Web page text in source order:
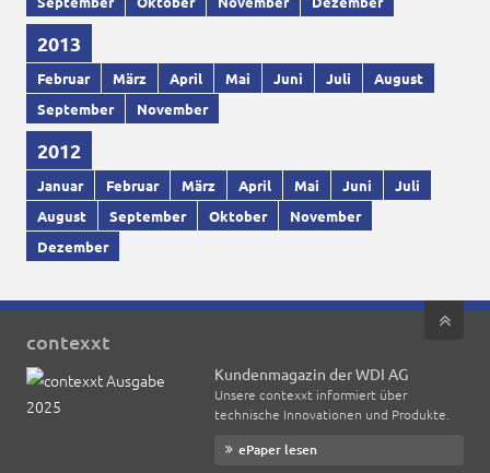
2013
Februar März April Mai Juni Juli
August
September
November
2012
Januar Februar März April Mai Juni
Juli
August
September Oktober
November
Dezember
contexxt
Kundenmagazin der WDI AG
Unsere contexxt informiert über
technische Innovationen und Produkte.
ePaper lesen